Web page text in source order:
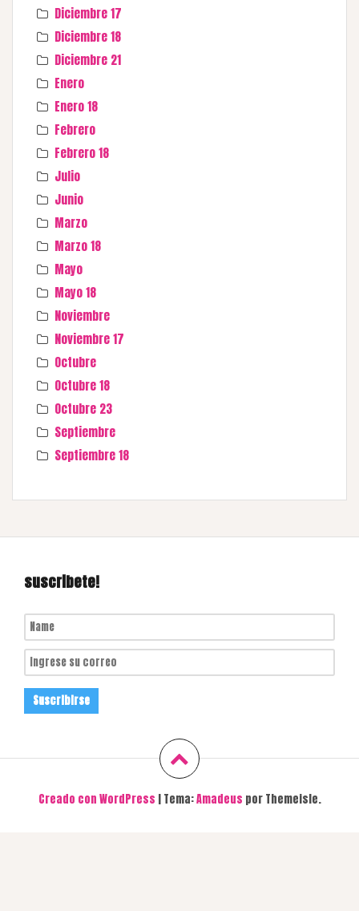
Diciembre 17
Diciembre 18
Diciembre 21
Enero
Enero 18
Febrero
Febrero 18
Julio
Junio
Marzo
Marzo 18
Mayo
Mayo 18
Noviembre
Noviembre 17
Octubre
Octubre 18
Octubre 23
Septiembre
Septiembre 18
suscribete!
Creado con WordPress |Tema:Amadeus por Themeisle.